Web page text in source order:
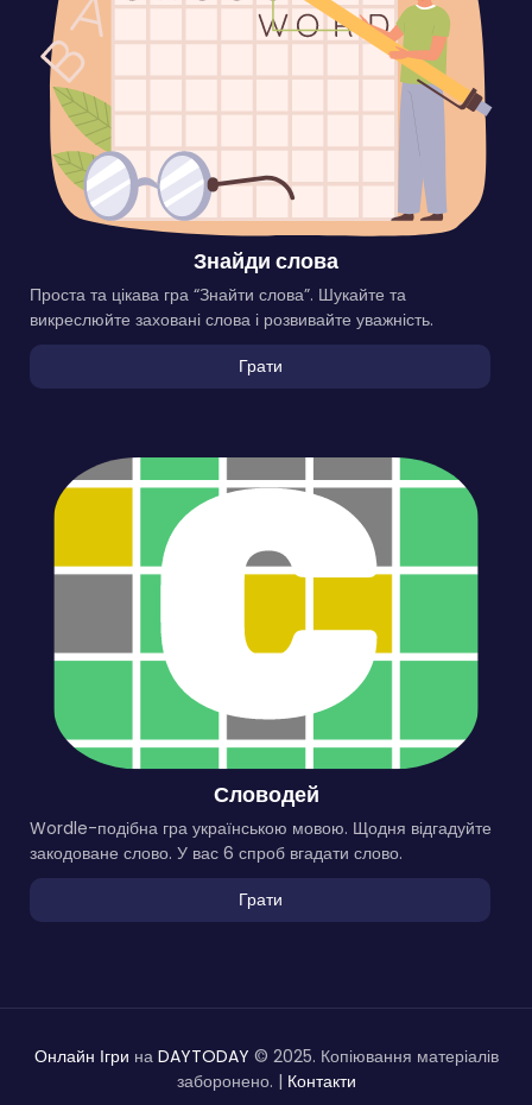
Знайди слова
Проста та цікава гра “Знайти слова”. Шукайте та
викреслюйте заховані слова і розвивайте уважність.
Грати
Словодей
Wordle-подібна гра українською мовою. Щодня відгадуйте
закодоване слово. У вас 6 спроб вгадати слово.
Грати
Онлайн Ігри на DAYTODAY © 2025. Копіювання матеріалів
заборонено. | Контакти